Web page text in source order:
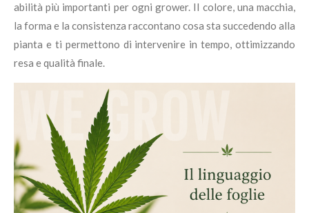
abilità più importanti per ogni grower. Il colore, una macchia,
la forma e la consistenza raccontano cosa sta succedendo alla
pianta e ti permettono di intervenire in tempo, ottimizzando
resa e qualità finale.